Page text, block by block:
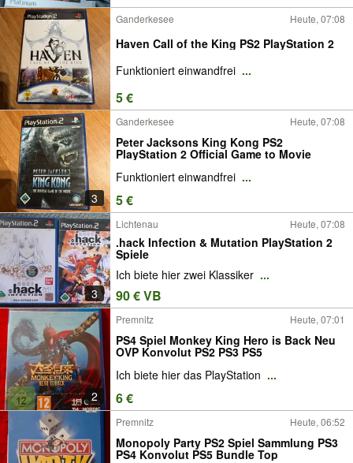
Ganderkesee Heute, 07:08
Haven Call of the King PS2 PlayStation 2
Funktioniert einwandfrei ...
5 €
3
Ganderkesee Heute, 07:08
Peter Jacksons King Kong PS2
PlayStation 2 Official Game to Movie
Funktioniert einwandfrei ...
5 €
3
Lichtenau Heute, 07:08
.hack Infection & Mutation PlayStation 2
Spiele
Ich biete hier zwei Klassiker ...
90 € VB
2
Premnitz Heute, 07:01
PS4 Spiel Monkey King Hero is Back Neu
OVP Konvolut PS2 PS3 PS5
Ich biete hier das PlayStation ...
6 €
Premnitz Heute, 06:52
Monopoly Party PS2 Spiel Sammlung PS3
PS4 Konvolut PS5 Bundle Top